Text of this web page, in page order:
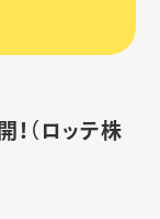
（ロッテ株